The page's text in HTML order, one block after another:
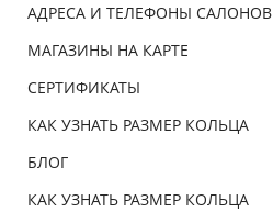
АДРЕСА И ТЕЛЕФОНЫ САЛОНОВ
МАГАЗИНЫ НА КАРТЕ
СЕРТИФИКАТЫ
КАК УЗНАТЬ РАЗМЕР КОЛЬЦА
БЛОГ
КАК УЗНАТЬ РАЗМЕР КОЛЬЦА